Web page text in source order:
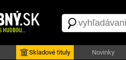
Skladové tituly Novinky